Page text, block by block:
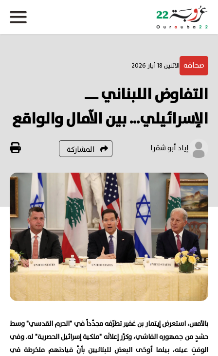
صحافة الاثنين 18 أيار 2026
التفاوض اللبناني ـــ
الإسرائيلي... بين الآمال والواقع
إياد أبو شقرا المشاركة
بالأمس، استعرض إيتمار بن غفير تطرّفه مجدّداً في "الحرم القدسي" وسط
حشدٍ من جمهوره الفاشي، وكرَّر إعلانَه "ملكية إسرائيل الحصرية" له. وفي
الوقتِ عينه، بينما أوحَى البعض للبنانيين بأنَّ قيادتهم منخرطة في